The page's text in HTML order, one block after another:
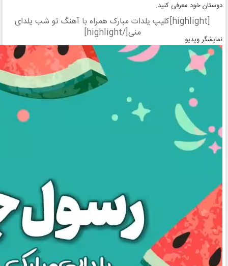
دوستان خود معرفی کنید.
[highlight]کلیپ‌ یلدات مبارک همراه با آهنگ تو شب یلدای
منی[/highlight]
نمایشگر ویدیو